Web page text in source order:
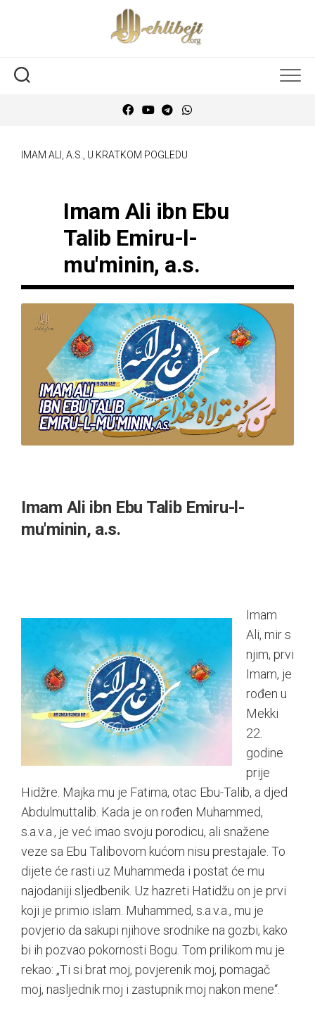
IMAM ALI, A.S., U KRATKOM POGLEDU
Imam Ali ibn Ebu
Talib Emiru-l-
mu'minin, a.s.
Imam Ali ibn Ebu Talib Emiru-l-
mu'minin, a.s.
Imam
Ali, mir s
njim, prvi
Imam, je
rođen u
Mekki
22.
godine
prije
Hidžre. Majka mu je Fatima, otac Ebu-Talib, a djed
Abdulmuttalib. Kada je on rođen Muhammed,
s.a.v.a., je već imao svoju porodicu, ali snažene
veze sa Ebu Talibovom kućom nisu prestajale. To
dijete će rasti uz Muhammeda i postat će mu
najodaniji sljedbenik. Uz hazreti Hatidžu on je prvi
koji je primio islam. Muhammed, s.a.v.a., mu je
povjerio da sakupi njihove srodnike na gozbi, kako
bi ih pozvao pokornosti Bogu. Tom prilikom mu je
rekao: „Ti si brat moj, povjerenik moj, pomagač
moj, nasljednik moj i zastupnik moj nakon mene“.